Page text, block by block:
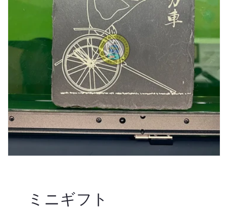
ミニギフト